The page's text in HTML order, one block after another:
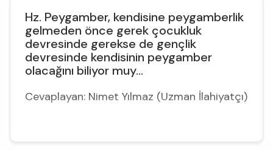
Hz. Peygamber, kendisine peygamberlik
gelmeden önce gerek çocukluk
devresinde gerekse de gençlik
devresinde kendisinin peygamber
olacağını biliyor muy...
Cevaplayan: Nimet Yılmaz (Uzman İlahiyatçı)